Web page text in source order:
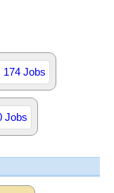
174 Jobs
Jobs